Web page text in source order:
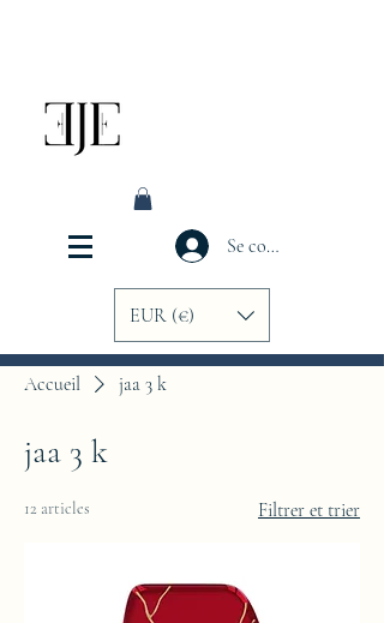
Se connecter
EUR (€)
Accueil jaa 3 k
jaa 3 k
12 articles Filtrer et trier